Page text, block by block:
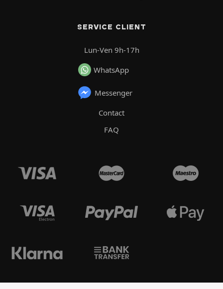
SERVICE CLIENT
Lun-Ven 9h-17h
WhatsApp
Messenger
Contact
FAQ